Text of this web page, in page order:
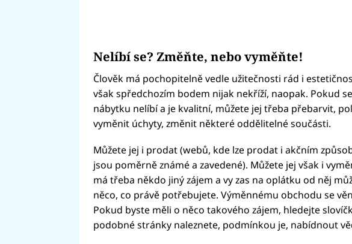
Nelíbí se? Změňte, nebo vyměňte!
Člověk má pochopitelně vedle užitečnosti rád i
však spředchozím bodem nijak nekříží, naopak. Pokud
nábytku nelíbí a je kvalitní, můžete jej třeba přebarvit,
vyměnit úchyty, změnit některé oddělitelné součásti.
Můžete jej i prodat (webů, kde lze prodat i akčním
jsou poměrně známé a zavedené). Můžete jej však i
má třeba někdo jiný zájem a vy zas na oplátku od něj
něco, co právě potřebujete. Výměnnému obchodu se
Pokud byste měli o něco takového zájem, hledejte
podobné stránky naleznete, podmínkou je, nabídnout